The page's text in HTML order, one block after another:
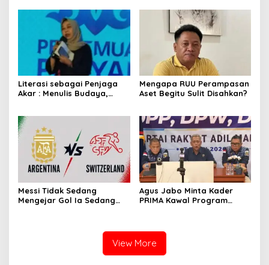
Leluhur Nusantara
Literasi sebagai Penjaga
Akar : Menulis Budaya,
Mengapa RUU Perampasan
Aset Begitu Sulit Disahkan?
Messi Tidak Sedang
Mengejar Gol Ia Sedang
Agus Jabo Minta Kader
PRIMA Kawal Program
View More